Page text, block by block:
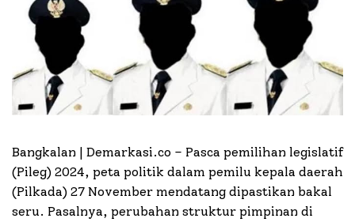
Bangkalan | Demarkasi.co – Pasca pemilihan legislatif
(Pileg) 2024, peta politik dalam pemilu kepala daerah
(Pilkada) 27 November mendatang dipastikan bakal
seru. Pasalnya, perubahan struktur pimpinan di